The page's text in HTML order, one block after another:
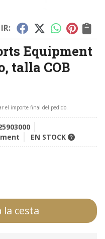
Equipment
talla COB
el importe final del pedido.
EN STOCK
la cesta